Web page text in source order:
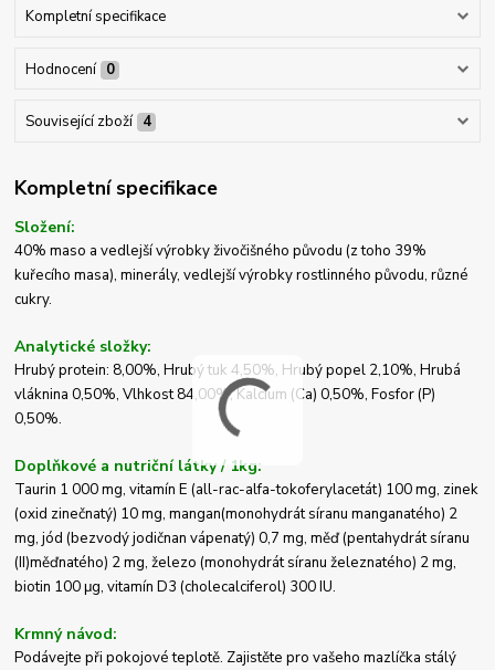
Kompletní specifikace
Hodnocení 0
Související zboží 4
Kompletní specifikace
Složení:
40% maso a vedlejší výrobky živočišného původu (z toho 39%
kuřecího masa), minerály, vedlejší výrobky rostlinného původu, různé
cukry.
Analytické složky:
Hrubý protein: 8,00%, Hrubý tuk 4,50%, Hrubý popel 2,10%, Hrubá
vláknina 0,50%, Vlhkost 84,00%, Kalcium (Ca) 0,50%, Fosfor (P)
0,50%.
Doplňkové a nutriční látky / 1kg:
Taurin 1 000 mg, vitamín E (all-rac-alfa-tokoferylacetát) 100 mg, zinek
(oxid zinečnatý) 10 mg, mangan(monohydrát síranu manganatého) 2
mg, jód (bezvodý jodičnan vápenatý) 0,7 mg, měď (pentahydrát síranu
(II)měďnatého) 2 mg, železo (monohydrát síranu železnatého) 2 mg,
biotin 100 μg, vitamín D3 (cholecalciferol) 300 IU.
Krmný návod:
Podávejte při pokojové teplotě. Zajistěte pro vašeho mazlíčka stálý